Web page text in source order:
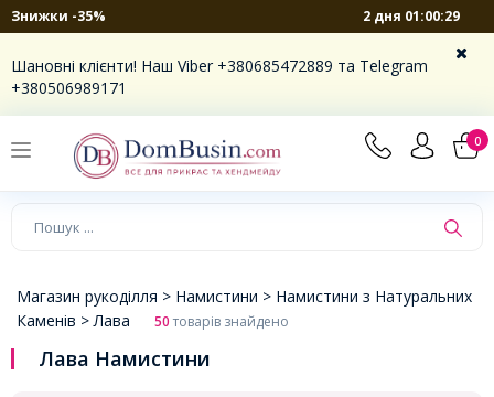
Знижки -35% 2 дня 01:00:28
Шановні клієнти! Наш Viber +380685472889 та Telegram
+380506989171
0
×
Магазин рукоділля > Намистини > Намистини з Натуральних
Каменів >Лава 50товарів знайдено
Лава Намистини